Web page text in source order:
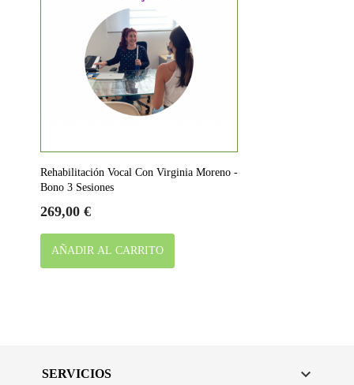
Rehabilitación Vocal Con Virginia Moreno -
Bono 3 Sesiones
Precio
269,00 €
AÑADIR AL CARRITO
SERVICIOS 